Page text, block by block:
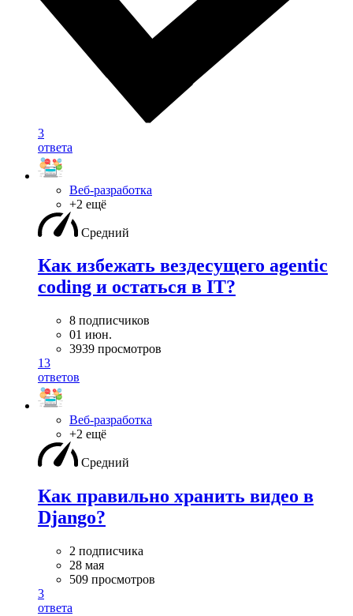
3
ответа
Веб-разработка
+2 ещё
Средний
Как избежать вездесущего agentic
coding и остаться в IT?
8 подписчиков
01 июн.
3939 просмотров
13
ответов
Веб-разработка
+2 ещё
Средний
Как правильно хранить видео в
Django?
2 подписчика
28 мая
509 просмотров
3
ответа